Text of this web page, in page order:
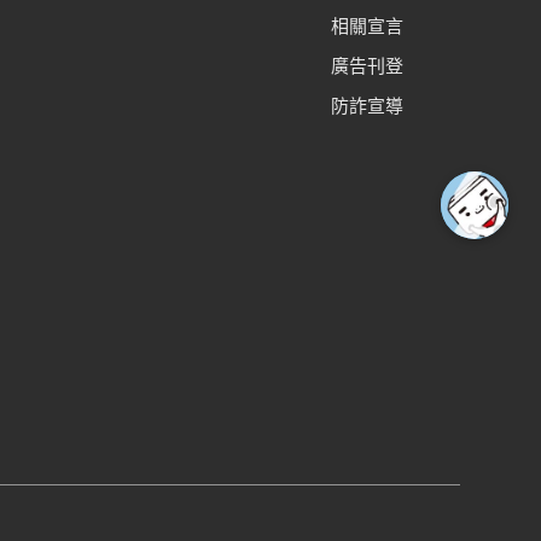
相關宣言
廣告刊登
防詐宣導